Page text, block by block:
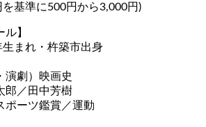
基準に500円から3,000円)
】
まれ・杵築市出身
演劇）映画史
郎／田中芳樹
ポーツ鑑賞／運動